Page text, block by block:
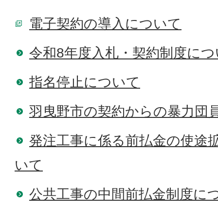
電子契約の導入について
令和8年度入札・契約制度に
指名停止について
羽曳野市の契約からの暴力団
発注工事に係る前払金の使途
いて
公共工事の中間前払金制度